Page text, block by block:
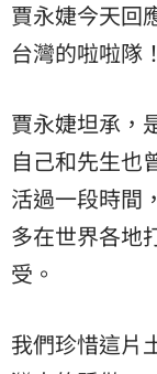
賈永婕今天回
台灣的啦啦隊
賈永婕坦承，
自己和先生也
活過一段時間
多在世界各地
受。
我們珍惜這片